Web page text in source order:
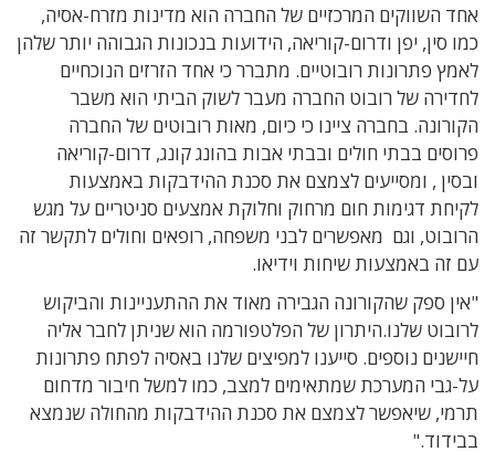
אחד השווקים המרכזיים של החברה הוא מדינות מזרח-אסיה,
כמו סין, יפן ודרום-קוריאה, הידועות בנכונות הגבוהה יותר שלהן
לאמץ פתרונות רובוטיים. מתברר כי אחד הזרזים הנוכחיים
לחדירה של רובוט החברה מעבר לשוק הביתי הוא משבר
הקורונה. בחברה ציינו כי כיום, מאות רובוטים של החברה
פרוסים בבתי חולים ובבתי אבות בהונג קונג, דרום-קוריאה
ובסין , ומסייעים לצמצם את סכנת ההידבקות באמצעות
לקיחת דגימות חום מרחוק וחלוקת אמצעים סניטריים על מגש
הרובוט, וגם מאפשרים לבני משפחה, רופאים וחולים לתקשר זה
עם זה באמצעות שיחות וידיאו.
"אין ספק שהקורונה הגבירה מאוד את ההתעניינות והביקוש
לרובוט שלנו.היתרון של הפלטפורמה הוא שניתן לחבר אליה
חיישנים נוספים. סייענו למפיצים שלנו באסיה לפתח פתרונות
על-גבי המערכת שמתאימים למצב, כמו למשל חיבור מדחום
תרמי, שיאפשר לצמצם את סכנת ההידבקות מהחולה שנמצא
בבידוד."